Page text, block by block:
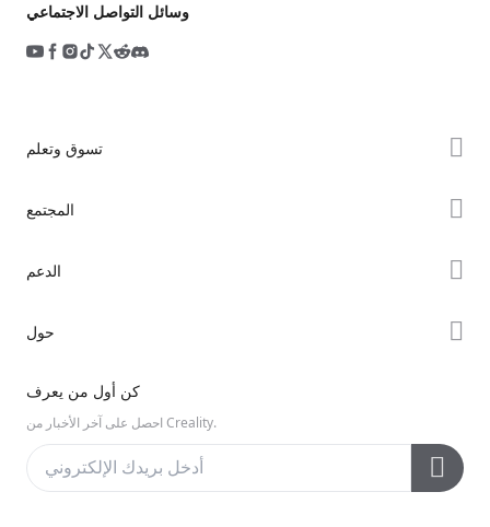
وسائل التواصل الاجتماعي
تسوق وتعلم
المجتمع
Discord
مفتوح المصدر
الدعم
مركز المساعدة
مركز الفيديو
خدمة ما بعد البيع
حول
اتصل بنا
كن أول من يعرف
احصل على آخر الأخبار من Creality.